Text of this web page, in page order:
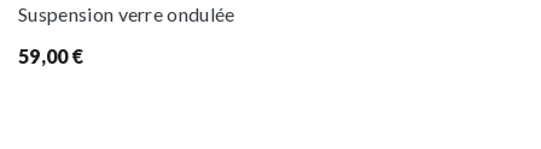
Suspension verre ondulée
59,00€